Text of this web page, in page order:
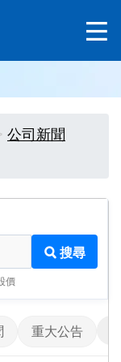
公司新聞
搜尋
價
重大公告